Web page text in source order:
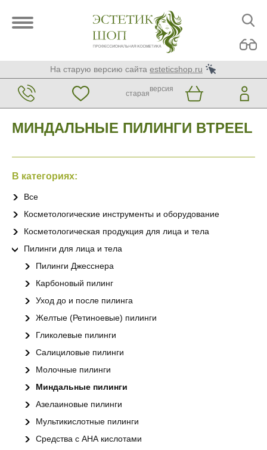
На старую версию сайта esteticshop.ru
старая
версия
МИНДАЛЬНЫЕ ПИЛИНГИ BTPEEL
В категориях:
Все
Косметологические инструменты и оборудование
Косметологическая продукция для лица и тела
Пилинги для лица и тела
Пилинги Джесснера
Карбоновый пилинг
Уход до и после пилинга
Желтые (Ретиноевые) пилинги
Гликолевые пилинги
Салициловые пилинги
Молочные пилинги
Миндальные пилинги
Азелаиновые пилинги
Мультикислотные пилинги
Средства с АНА кислотами